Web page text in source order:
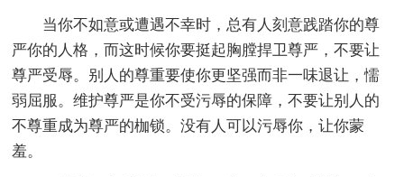
当你不如意或遭遇不幸时，总有人刻意践踏你的尊
严你的人格，而这时候你要挺起胸膛捍卫尊严，不要让
尊严受辱。别人的尊重要使你更坚强而非一味退让，懦
弱屈服。维护尊严是你不受污辱的保障，不要让别人的
不尊重成为尊严的枷锁。没有人可以污辱你，让你蒙
羞。